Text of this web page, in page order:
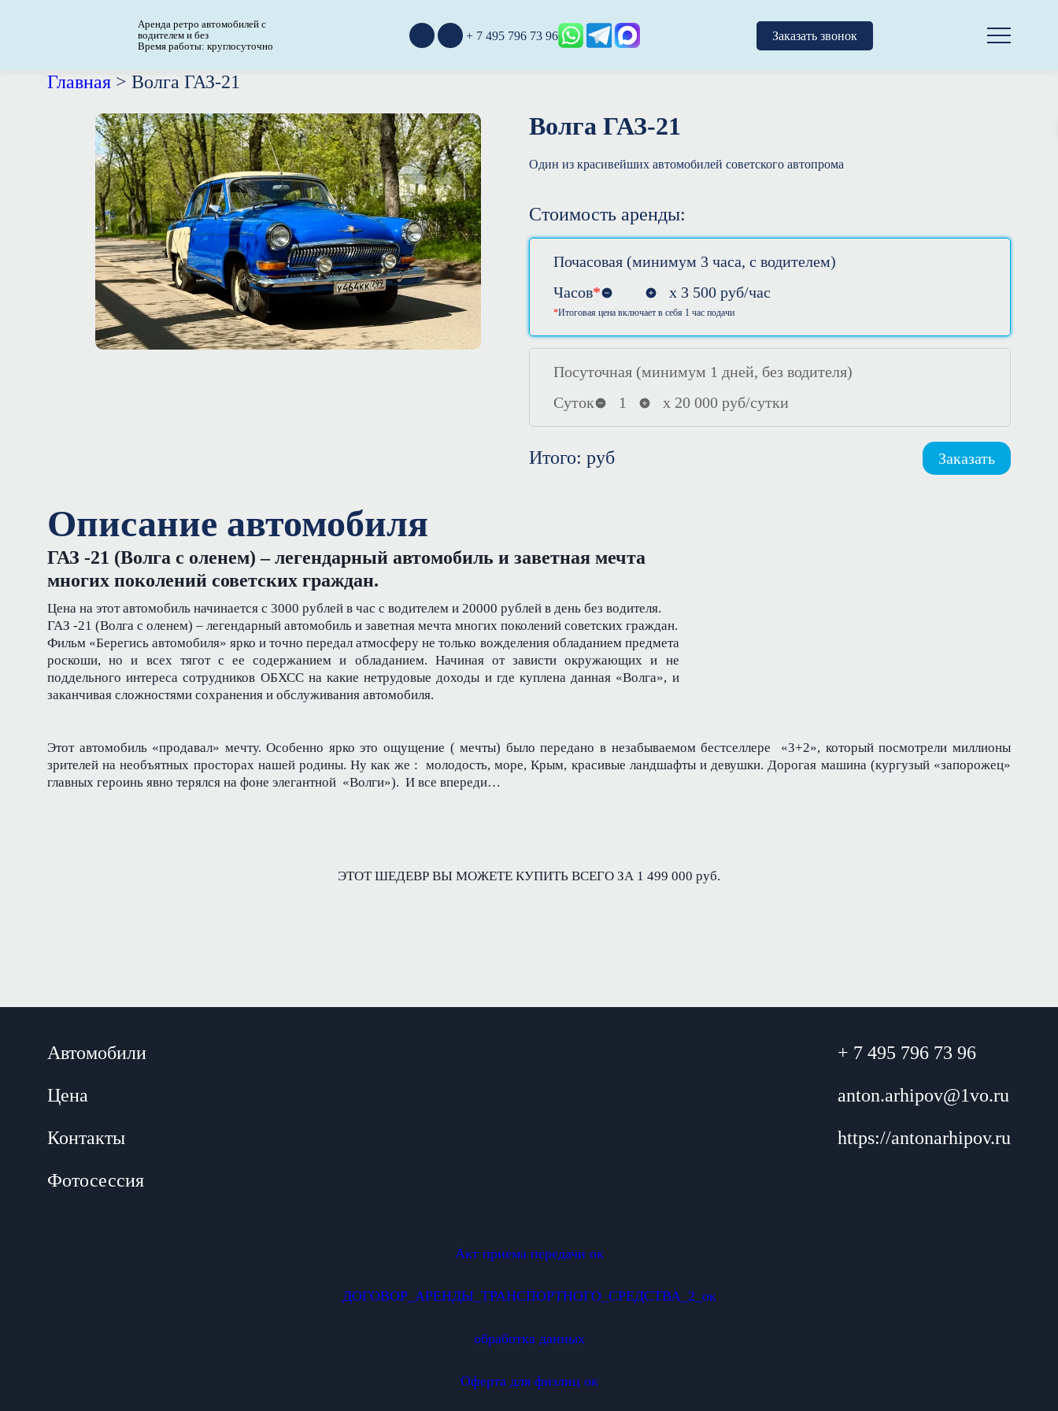
Аренда ретро автомобилей с
водителем и без
Время работы: круглосуточно
+ 7 495 796 73 96 Заказать звонок
Главная > Волга ГАЗ-21
Волга ГАЗ-21
Один из красивейших автомобилей советского автопрома
Стоимость аренды:
Почасовая (минимум 3 часа, с водителем)
Часов* х 3 500 руб/час
Итоговая цена включает в себя 1 час подачи
Посуточная (минимум 1 дней, без водителя)
Суток
1 х 20 000 руб/сутки
Итого: руб Заказать
Описание автомобиля
ГАЗ -21 (Волга с оленем) – легендарный автомобиль и заветная мечта
многих поколений советских граждан.
Цена на этот автомобиль начинается с 3000 рублей в час с водителем и 20000 рублей в день без водителя.
ГАЗ -21 (Волга с оленем) – легендарный автомобиль и заветная мечта многих поколений советских граждан.
Фильм «Берегись автомобиля» ярко и точно передал атмосферу не только вожделения обладанием предмета
роскоши, но и всех тягот с ее содержанием и обладанием. Начиная от зависти окружающих и не
поддельного интереса сотрудников ОБХСС на какие нетрудовые доходы и где куплена данная «Волга», и
заканчивая сложностями сохранения и обслуживания автомобиля.
Этот автомобиль «продавал» мечту. Особенно ярко это ощущение ( мечты) было передано в незабываемом бестселлере «3+2», который посмотрели миллионы
зрителей на необъятных просторах нашей родины. Ну как же : молодость, море, Крым, красивые ландшафты и девушки. Дорогая машина (кургузый «запорожец»
главных героинь явно терялся на фоне элегантной «Волги»). И все впереди…
ЭТОТ ШЕДЕВР ВЫ МОЖЕТЕ КУПИТЬ ВСЕГО ЗА 1 499 000 руб.
Автомобили
Цена
Контакты
Фотосессия
+ 7 495 796 73 96
anton.arhipov@1vo.ru
https://antonarhipov.ru
Акт приема передачи ок
ДОГОВОР_АРЕНДЫ_ТРАНСПОРТНОГО_СРЕДСТВА_2_ок
обработка данных
Оферта для физлиц ок